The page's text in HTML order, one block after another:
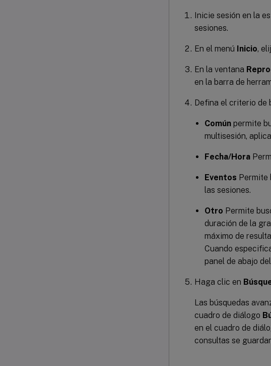
Inicie sesión en la
sesiones.
En el menú Inicio,
En la ventana
en la barra de
Defina el criterio de
Común permite
multisesión,
Fecha/Hora
Eventos Permite
las sesiones.
Otro Permite
duración de la
máximo de
Cuando
panel de abajo
Haga clic en
Las búsquedas
cuadro de diálogo
en el cuadro de
consultas se